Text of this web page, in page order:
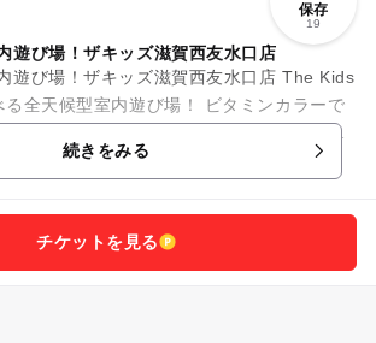
保存
19
遊び場！ザキッズ滋賀西友水口店
遊び場！ザキッズ滋賀西友水口店 The Kids
る全天候型室内遊び場！ ビタミンカラーで
、幼児から小学生の子供がワクワクする遊
続きをみる
チケットを見る